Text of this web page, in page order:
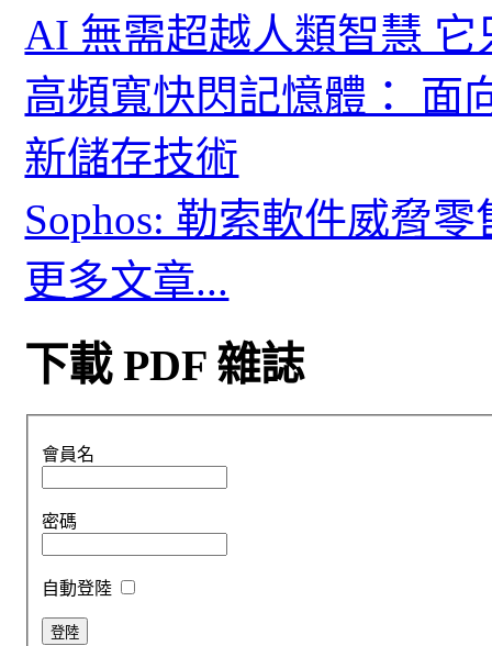
AI 無需超越人類智慧
高頻寬快閃記憶體： 面
新儲存技術
Sophos: 勒索軟件威脅
更多文章...
下載 PDF 雜誌
會員名
密碼
自動登陸